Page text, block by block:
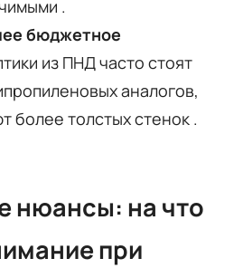
.
бюджетное
из ПНД часто стоят
аналогов,
более толстых стенок .
нюансы: на что
при